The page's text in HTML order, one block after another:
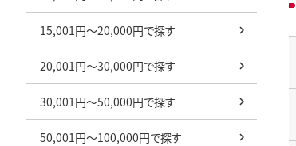
15,001円～20,000円で探す
20,001円～30,000円で探す
30,001円～50,000円で探す
50,001円～100,000円で探す